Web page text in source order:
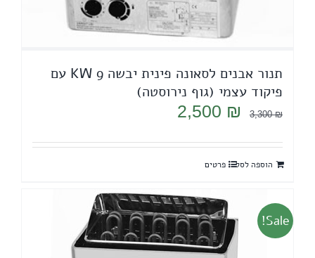
תנור אבנים לסאונה פינית יבשה 9 KW עם
פיקוד עצמי (גוף נירוסטה)
3,300₪
המחיר
היה:
3,300 ₪.
2,500 ₪
הוא:
הוספה לסל פרטים
Sale!